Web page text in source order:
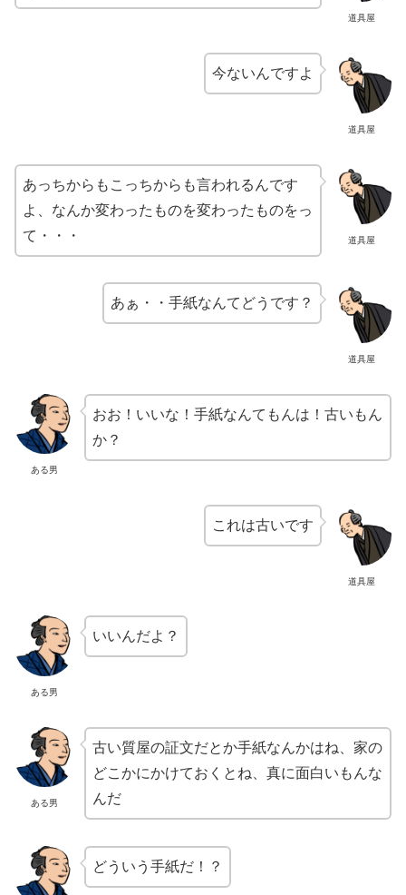
道具屋
道具屋
今ないんですよ
道具屋
あっちからもこっちからも言われるんです
よ、なんか変わったものを変わったものをっ
て・・・
道具屋
あぁ・・手紙なんてどうです？
ある男
おお！いいな！手紙なんてもんは！古いもん
か？
道具屋
これは古いです
ある男
いいんだよ？
ある男
古い質屋の証文だとか手紙なんかはね、家の
どこかにかけておくとね、真に面白いもんな
んだ
どういう手紙だ！？